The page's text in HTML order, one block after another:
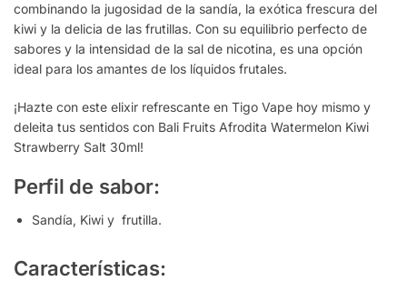
combinando la jugosidad de la sandía, la exótica frescura del
kiwi y la delicia de las frutillas. Con su equilibrio perfecto de
sabores y la intensidad de la sal de nicotina, es una opción
ideal para los amantes de los líquidos frutales.
¡Hazte con este elixir refrescante en Tigo Vape hoy mismo y
deleita tus sentidos con Bali Fruits Afrodita Watermelon Kiwi
Strawberry Salt 30ml!
Perfil de sabor:
Sandía, Kiwi y frutilla.
Características: